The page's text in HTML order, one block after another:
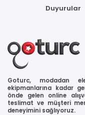
Duyurular
Goturc, modadan
ekipmanlarına kadar
önde gelen online
teslimat ve müşteri
deneyimini sağlıyoruz.